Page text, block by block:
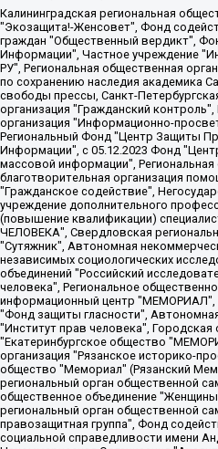
Калининградская региональная общественная организация "Экозащита!-Женсовет", Фонд содействия защите прав и свобод граждан "Общественный вердикт", Фонд "Институт Развития Свободы Информации", Частное учреждение "Информационное агентство МЕМО. РУ", Региональная общественная организация "Общественная комиссия по сохранению наследия академика Сахарова", Фонд поддержки свободы прессы, Санкт-Петербургская общественная правозащитная организация "Гражданский контроль", Межрегиональная общественная организация "Информационно-просветительский центр "Мемориал", Региональный Фонд "Центр Защиты Прав Средств Массовой Информации", с 05.12.2023 Фонд "Центр Защиты Прав Средств массовой информации", Региональная общественная благотворительная организация помощи беженцам и мигрантам "Гражданское содействие", Негосударственное образовательное учреждение дополнительного профессионального образования (повышение квалификации) специалистов "АКАДЕМИЯ ПО ПРАВАМ ЧЕЛОВЕКА", Свердловская региональная общественная организация "Сутяжник", Автономная некоммерческая организация "Центр независимых социологических исследований", Союз общественных объединений "Российский исследовательский центр по правам человека", Региональное общественное учреждение научно-информационный центр "МЕМОРИАЛ", Некоммерческая организация "Фонд защиты гласности", Автономная некоммерческая организация "Институт прав человека", Городская общественная организация "Екатеринбургское общество "МЕМОРИАЛ", Городская общественная организация "Рязанское историко-просветительское и правозащитное общество "Мемориал" (Рязанский Мемориал), Челябинский региональный орган общественной самодеятельности – женское общественное объединение "Женщины Евразии", Челябинский региональный орган общественной самодеятельности "Уральская правозащитная группа", Фонд содействия защите здоровья и социальной справедливости имени Андрея Рылькова, Автономная Некоммерческая Организация "Аналитический Центр Юрия Левады", Автономная некоммерческая организация социальной поддержки населения "Проект Апрель", Региональная общественная организация помощи женщинам и детям, находящимся в кризисной ситуации "Информационно-методический центр "Анна", Фонд содействия развитию массовых коммуникаций и правовому просвещению "Так-так-Так", Фонд содействия устойчивому развитию "Серебряная тайга", Свердловский региональный общественный фонд социальных проектов "Новое время", "Idel.Реалии", Кавказ.Реалии, Крым.Реалии, Телеканал Настоящее Время, Татаро-башкирская служба Радио Свобода (Azatliq Radiosi), Радио Свободная Европа/Радио Свобода (PCE/PC), "Сибирь.Реалии", "Фактограф", Благотворительный фонд помощи осужденным и их семьям, Автономная некоммерческая организация "Институт глобализации и социальных движений", Фонд "В защиту прав заключенных", Частное учреждение "Центр поддержки и содействия развитию средств массовой информации", Пензенский региональный общественный благотворительный фонд "Гражданский союз", "Север.Реалии", Некоммерческая организация Фонд "Правовая инициатива", Общество с ограниченной ответственностью "Радио Свободная Европа/Радио Свобода", Чешское информационное агентство "MEDIUM-ORIENT", Красноярская региональная общественная организация "Мы против СПИДа", Камалягин Денис Николаевич, Маркелов Сергей Евгеньевич, Пономарев Лев Александрович, Савицкая Людмила Алексеевна, Автономная некоммерческая организация "Центр по работе с проблемой насилия "НАСИЛИЮ.НЕТ", Межрегиональный профессиональный союз работников здравоохранения "Альянс врачей", Юридическое лицо, зарегистрированное в Латвийской Республике, SIA "Medusa Project" (регистрационный номер 40103797863, дата регистрации 10.06.2014), Некоммерческая организация "Фонд по борьбе с коррупцией", Автономная некоммерческая организация "Институт права и публичной политики", Баданин Роман Сергеевич, Гликин Максим Александрович, Железнова Мария Михайловна, Лукьянова Юлия Сергеевна, Маетная Елизавета Витальевна, Маняхин Петр Борисович, Чуракова Ольга Владимировна, Ярош Юлия Петровна, Юридическое лицо "The Insider SIA", зарегистрированное в Риге, Латвийская Республика (дата регистрации 26.06.2015), являющееся администратором доменного имени интернет-издания "The Insider SIA", https://theins.ru, Постернак Алексей Евгеньевич, Рубин Михаил Аркадьевич, Анин Роман Александрович, Юридическое лицо Istories fonds, зарегистрированное в Латвийской Республике (регистрационный номер 50008295751, дата регистрации 24.02.2020), Великовский Дмитрий Александрович, Долинина Ирина Николаевна, Мароховская Алеся Алексеевна, Шлейнов Роман Юрьевич, Шмагун Олеся Валентиновна, Общество с ограниченной ответственностью "Альтаир 2021", Общество с ограниченной ответственностью "Вега 2021", Общество с ограниченной ответственностью "Главный редактор 2021", Общество с ограниченной ответственностью "Ромашки монолит", Важенков Артем Валерьевич, Ивановская областная общественная организация "Центр гендерных исследований", Гурман Юрий Альбертович, Медиапроект "ОВД-Инфо", Егоров Владимир Владимирович, Жилинский Владимир Александрович, Общество с ограниченной ответственностью "ЗП", Иванова София Юрьевна, Карезина Инна Павловна, Кильтау Екатерина Викторовна, Петров Алексей Викторович, Пискунов Сергей Евгеньевич, Смирнов Сергей Сергеевич, Тихонов Михаил Сергеевич, Общество с ограниченной ответственностью "ЖУРНАЛИСТ-ИНОСТРАННЫЙ АГЕНТ", Арапова Галина Юрьевна, Вольтская Татьяна Анатольевна, Американская компания "Mason G.E.S. Anonymous Foundation" (США), являющаяся владельцем интернет-издания https://mnews.world/, Компания "Stichting Bellingcat", зарегистрированная в Нидерландах (дата регистрации 11.07.2018), Захаров Андрей Вячеславович, Клепиковская Екатерина Дмитриевна, Общество с ограниченной ответственностью "МЕМО", Перл Роман Александрович, Симонов Евгений Алексеевич, Соловьева Елена Анатольевна, Сотников Даниил Владимирович, Сурначева Елизавета Дмитриевна, Автономная некоммерческая организация по защите прав человека и информированию населения "Якутия – Наше Мнение", Общество с ограниченной ответственностью "Москоу диджитал медиа", с 26.01.2023 Общество с ограниченной ответственностью "Чайка Белые сады", Ветошкина Валерия Валерьевна, Заговора Максим Александрович, Межрегиональное общественное движение "Российская ЛГБТ - сеть", Оленичев Максим Владимирович, Павлов Иван Юрьевич, Скворцова Елена Сергеевна, Общество с ограниченной ответственностью "Как бы инагент", Кочетков Игорь Викторович, Общество